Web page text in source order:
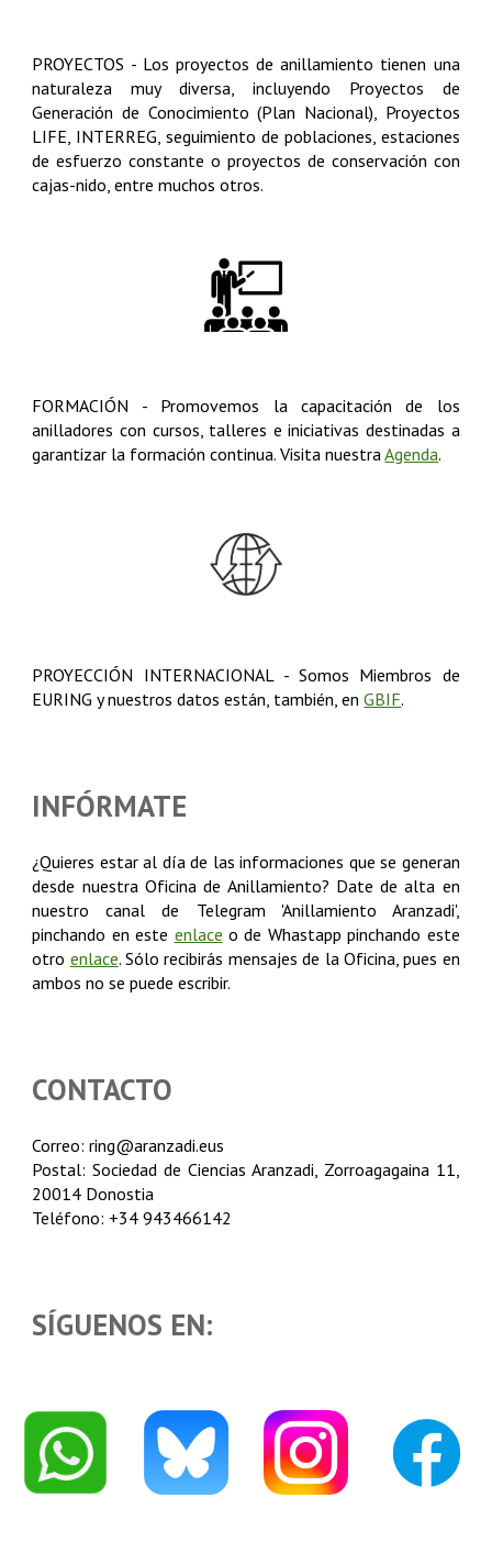
PROYECTOS - Los proyectos de anillamiento tienen una
naturaleza muy diversa, incluyendo Proyectos de
Generación de Conocimiento (Plan Nacional), Proyectos
LIFE, INTERREG, seguimiento de poblaciones, estaciones
de esfuerzo constante o proyectos de conservación con
cajas-nido, entre muchos otros.
FORMACIÓN - Promovemos la capacitación de los
anilladores con cursos, talleres e iniciativas destinadas a
garantizar la formación continua. Visita nuestraAgenda.
PROYECCIÓN INTERNACIONAL -Somos Miembros de
EURING y nuestros datos están, también, enGBIF.
INFÓRMATE
¿Quieres estar al día de las informaciones que se generan
desde nuestra Oficina de Anillamiento? Date de alta en
nuestro canal de Telegram 'Anillamiento Aranzadi',
pinchando en este enlace o de Whastapp pinchando este
otro enlace. Sólo recibirás mensajes de la Oficina, pues en
ambos no se puede escribir.
CONTACTO
Correo: ring@aranzadi.eus
Postal: Sociedad de Ciencias Aranzadi, Zorroagagaina 11,
20014 Donostia
Teléfono: +34 943466142
SÍGUENOS EN: